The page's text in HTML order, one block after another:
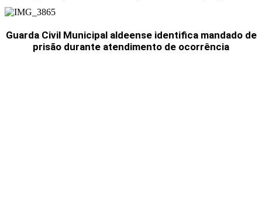
Guarda Civil Municipal aldeense identifica mandado de
prisão durante atendimento de ocorrência